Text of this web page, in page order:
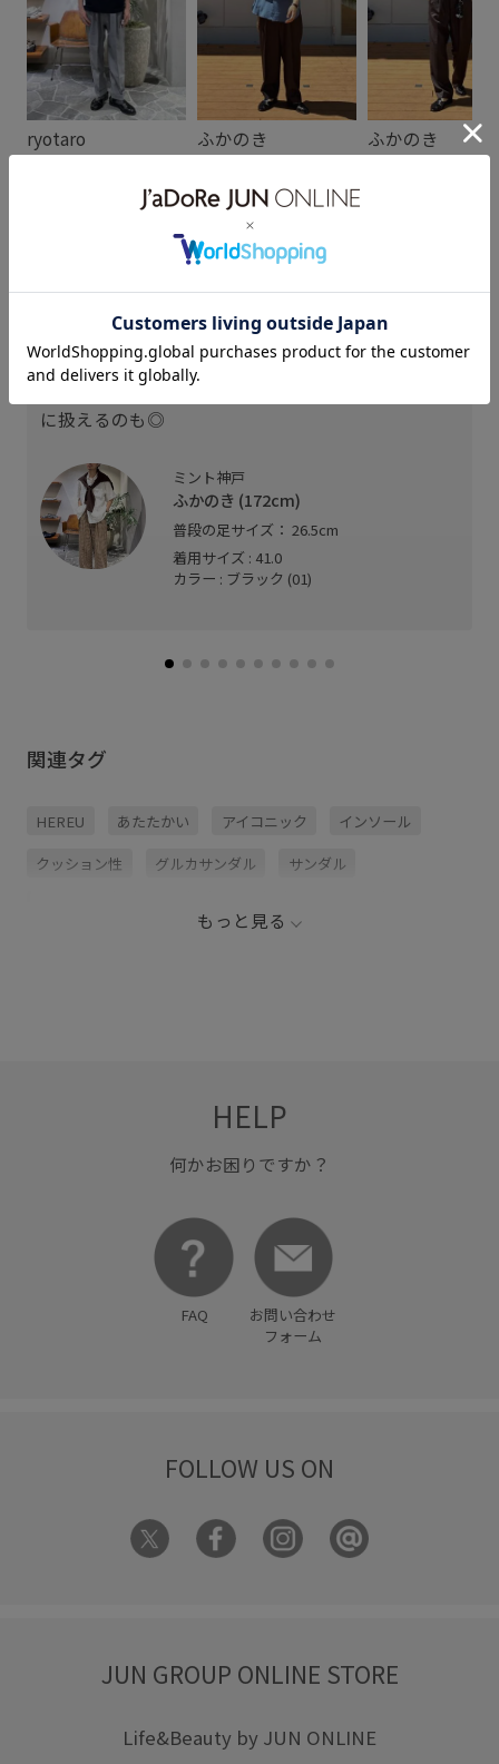
ryotaro
170cm SIZE:42.0
ふかのき
172cm SIZE:41.0
ふかのき
172cm SIZE:41.0
足長26.5cmで、41.0がジャストサイズでした。
レザーサンダルですが履き心地がとにかく良く、グ
ルカサンダルなので靴下を履いてレザーシューズ的
に扱えるのも◎
ミント神戸
ふかのき (172cm)
普段の足サイズ： 26.5cm
着用サイズ : 41.0
カラー : ブラック (01)
関連タグ
HEREU あたたかい アイコニック インソール
クッション性 グルカサンダル サンダル
もっと見る
HELP
何かお困りですか？
FAQ
お問い合わせ
フォーム
FOLLOW US ON
JUN GROUP ONLINE STORE
Life&Beauty by JUN ONLINE